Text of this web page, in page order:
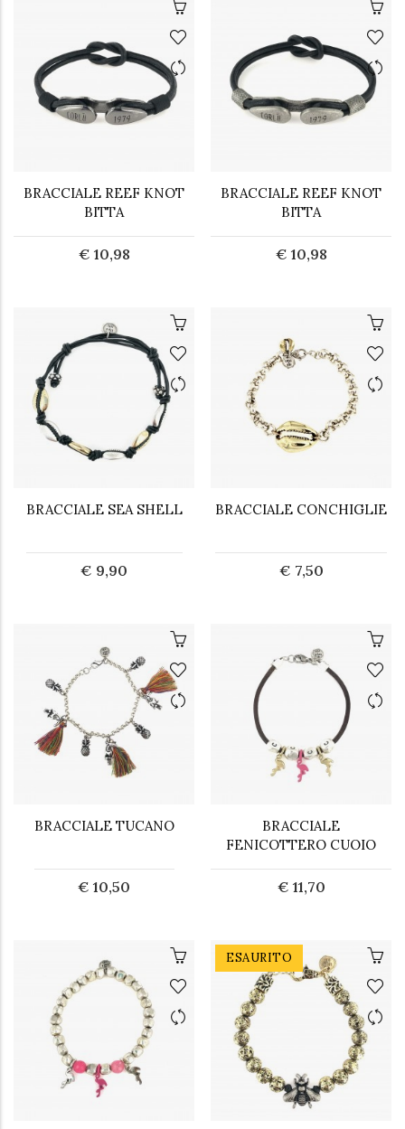
BRACCIALE REEF KNOT
BITTA
€ 10,98
BRACCIALE REEF KNOT
BITTA
€ 10,98
BRACCIALE SEA SHELL
€ 9,90
BRACCIALE CONCHIGLIE
€ 7,50
BRACCIALE TUCANO
€ 10,50
BRACCIALE
FENICOTTERO CUOIO
€ 11,70
ESAURITO